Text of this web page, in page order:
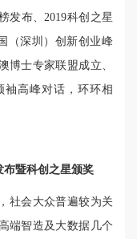
发布、2019科创之星
（深圳）创新创业峰
博士专家联盟成立、
袖高峰对话，环环相
布暨科创之星颁奖
社会大众普遍较为关
端智造及大数据几个